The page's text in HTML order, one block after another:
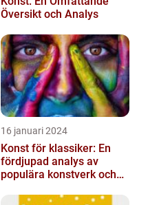
Översikt och Analys
16 januari 2024
Konst för klassiker: En
fördjupad analys av
populära konstverk och